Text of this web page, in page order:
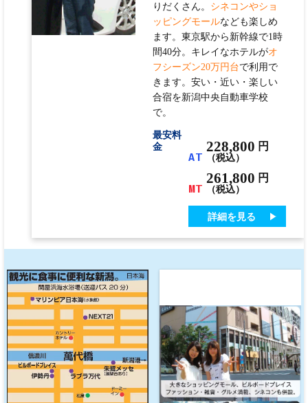
りだくさん。 シネコンやショ
ッピングモールなども楽しめ
ます。東京駅から新幹線で1時
間40分。キレイなホテルがオ
フシーズン20万円台で利用で
きます。安い・近い・楽しい
合宿を新潟中央自動車学校
で。
最安料
金
AT
228,800 円
（税込）
MT
261,800 円
（税込）
詳細を見る